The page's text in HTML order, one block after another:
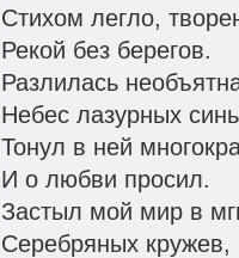
Стихом легло,
Рекой без берегов.
Разлилась
Небес лазурных
Тонул в ней
И о любви просил.
Застыл мой мир в
Серебряных кружев,